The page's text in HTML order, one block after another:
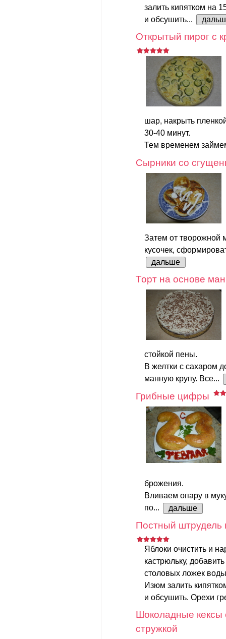
залить кипятком на
и обсушить...
Открытый пирог с
шар, накрыть
30-40 минут.
Тем временем
Сырники со
Затем от творожной
кусочек,
дальше
Торт на основе
стойкой пены.
В желтки с сахаром
манную крупу. Все...
Грибные цифры
брожения.
Вливаем опару в
по...
дальше
Постный штрудель
Яблоки очистить и
кастрюльку,
столовых ложек
Изюм залить
и обсушить. Орехи
Шоколадные кексы
стружкой